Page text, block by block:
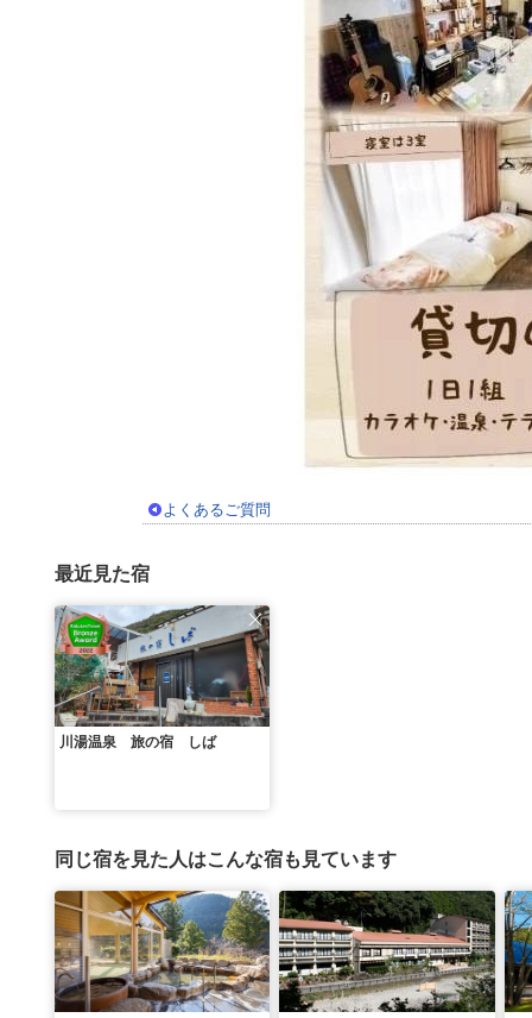
よくあるご質問
最近見た宿
川湯温泉 旅の宿 しば
同じ宿を見た人はこんな宿も見ています